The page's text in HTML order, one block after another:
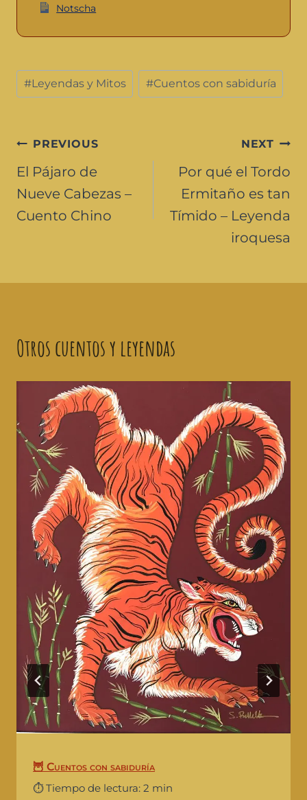
Notscha
#Leyendas y Mitos #Cuentos con sabiduría
PREVIOUS
El Pájaro de
Nueve Cabezas –
Cuento Chino
NEXT
Por qué el Tordo
Ermitaño es tan
Tímido – Leyenda
iroquesa
Otros cuentos y leyendas
🦉 Cuentos con sabiduría
⏱️ Tiempo de lectura: 2 min